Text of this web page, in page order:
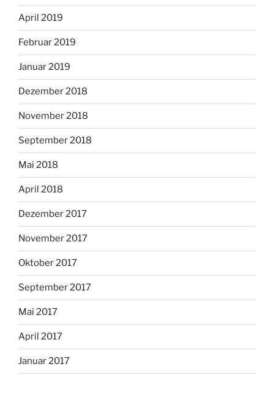
April 2019
Februar 2019
Januar 2019
Dezember 2018
November 2018
September 2018
Mai 2018
April 2018
Dezember 2017
November 2017
Oktober 2017
September 2017
Mai 2017
April 2017
Januar 2017